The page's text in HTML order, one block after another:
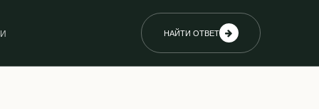
НАЙТИ ОТВЕТ